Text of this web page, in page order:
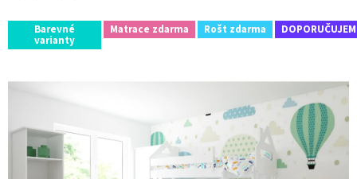
Barevné
varianty
Matrace zdarma Rošt zdarma